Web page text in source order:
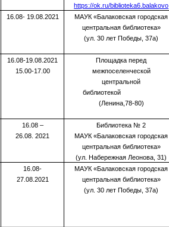
https://ok.ru/biblioteka6.balakovo
16.08- 19.08.2021
МАУК «Балаковская городская
центральная библиотека»
(ул. 30 лет Победы, 37а)
16.08-19.08.2021
15.00-17.00
Площадка перед
межпоселенческой
центральной
библиотекой
(Ленина,78-80)
16.08 –
26.08. 2021
Библиотека № 2
МАУК «Балаковская городская
центральная библиотека»
(ул. Набережная Леонова, 31)
16.08-
27.08.2021
МАУК «Балаковская городская
центральная библиотека»
(ул. 30 лет Победы, 37а)